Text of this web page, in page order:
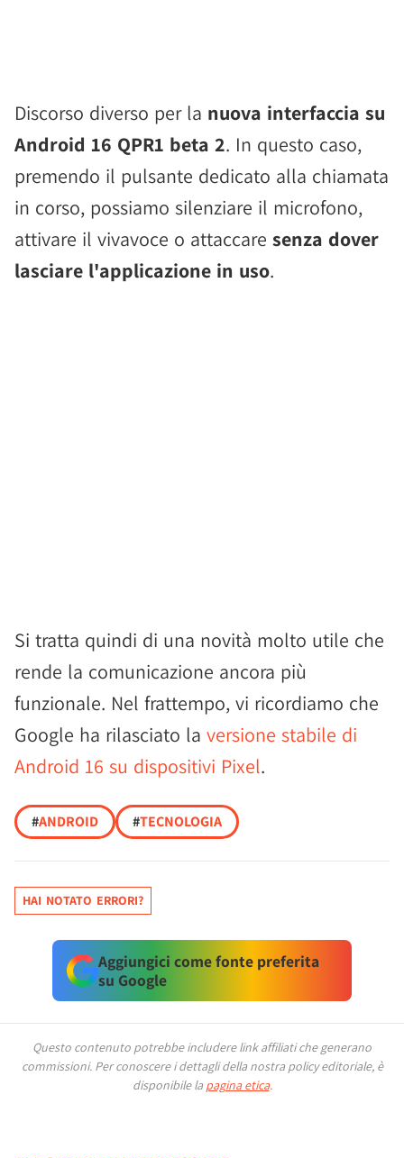
Discorso diverso per la nuova interfaccia su
Android 16 QPR1 beta 2. In questo caso,
premendo il pulsante dedicato alla chiamata
in corso, possiamo silenziare il microfono,
attivare il vivavoce o attaccare senza dover
lasciare l'applicazione in uso.
Si tratta quindi di una novità molto utile che
rende la comunicazione ancora più
funzionale. Nel frattempo, vi ricordiamo che
Google ha rilasciato la versione stabile di
Android 16 su dispositivi Pixel.
#ANDROID #TECNOLOGIA
HAI NOTATO ERRORI?
Aggiungici come fonte preferita
su Google
Questo contenuto potrebbe includere link affiliati che generano
commissioni. Per conoscere i dettagli della nostra policy editoriale, è
disponibile la pagina etica.